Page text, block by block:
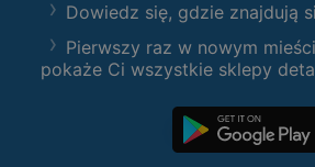
Dowiedz się, gdzie znajdują
Pierwszy raz w nowym
pokaże Ci wszystkie sklepy